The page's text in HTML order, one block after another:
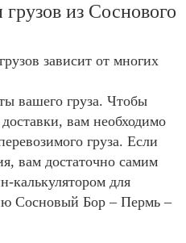
из Соснового
зависит от многих
вашего груза. Чтобы
вам необходимо
груза. Если
вам достаточно самим
калькулятором для
Сосновый Бор – Пермь –